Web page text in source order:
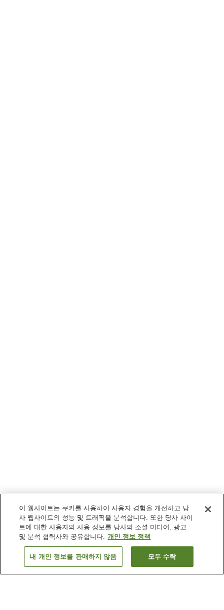
이전으로
이 웹사이트는 쿠키를 사용하여 사용자 경험을 개선하고 당
사 웹사이트의 성능 및 트래픽을 분석합니다. 또한 당사 사이
트에 대한 사용자의 사용 정보를 당사의 소셜 미디어, 광고
및 분석 협력사와 공유합니다. 개인 정보 정책
내 개인 정보를 판매하지 않음 모두 수락